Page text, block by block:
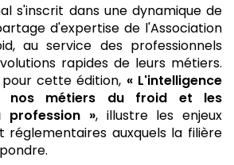
s'inscrit dans une dynamique de
d'expertise de l'Association
au service des professionnels
rapides de leurs métiers.
cette édition, « L'intelligence
nos métiers du froid et les
profession », illustre les enjeux
réglementaires auxquels la filière